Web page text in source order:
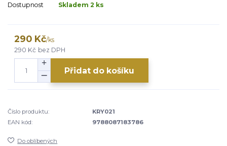
Dostupnost Skladem 2 ks
290 Kč/ks
290 Kč bez DPH
Přidat do košíku
Číslo produktu:
KRY021
EAN kód:
9788087183786
Do oblíbených